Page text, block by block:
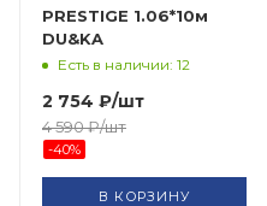
PRESTIGE 1.06*10м
DU&KA
Есть в наличии: 12
2 754 ₽/шт
4 590₽/шт
-40%
В КОРЗИНУ